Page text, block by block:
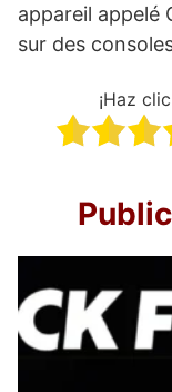
appareil appelé
sur des
¡Haz